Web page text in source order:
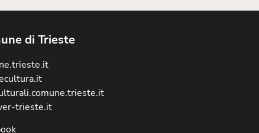
di Trieste
trieste.it